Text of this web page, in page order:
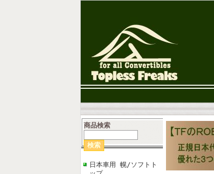
商品検索
日本車用 幌/ソフトト